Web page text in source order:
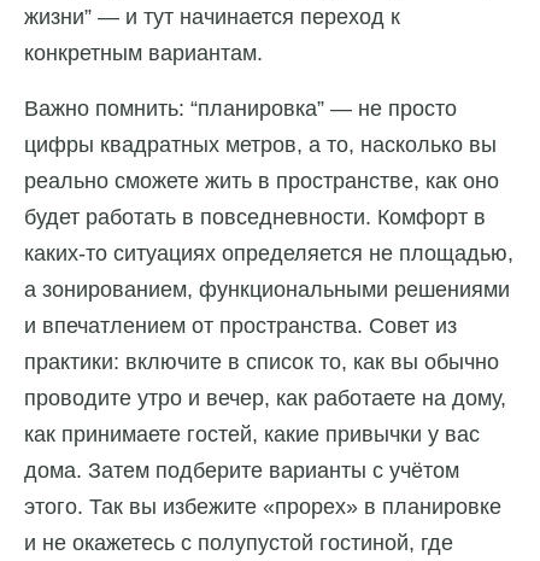
жизни” — и тут начинается переход к
конкретным вариантам.
Важно помнить: “планировка” — не просто
цифры квадратных метров, а то, насколько вы
реально сможете жить в пространстве, как оно
будет работать в повседневности. Комфорт в
каких-то ситуациях определяется не площадью,
а зонированием, функциональными решениями
и впечатлением от пространства. Совет из
практики: включите в список то, как вы обычно
проводите утро и вечер, как работаете на дому,
как принимаете гостей, какие привычки у вас
дома. Затем подберите варианты с учётом
этого. Так вы избежите «прорех» в планировке
и не окажетесь с полупустой гостиной, где